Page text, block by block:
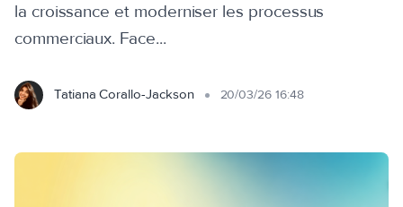
la croissance et moderniser les processus
commerciaux. Face...
Tatiana Corallo-Jackson 20/03/26 16:48